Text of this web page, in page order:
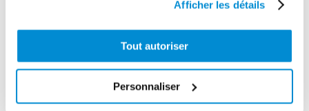
Afficher les détails
Tout autoriser
Personnaliser